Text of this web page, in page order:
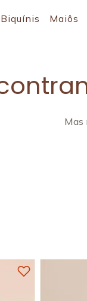
Biquínis Maiôs
Mas